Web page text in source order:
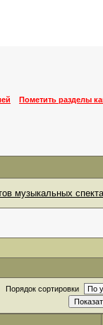
Пометить разделы
музыкальных
Порядок сортировки